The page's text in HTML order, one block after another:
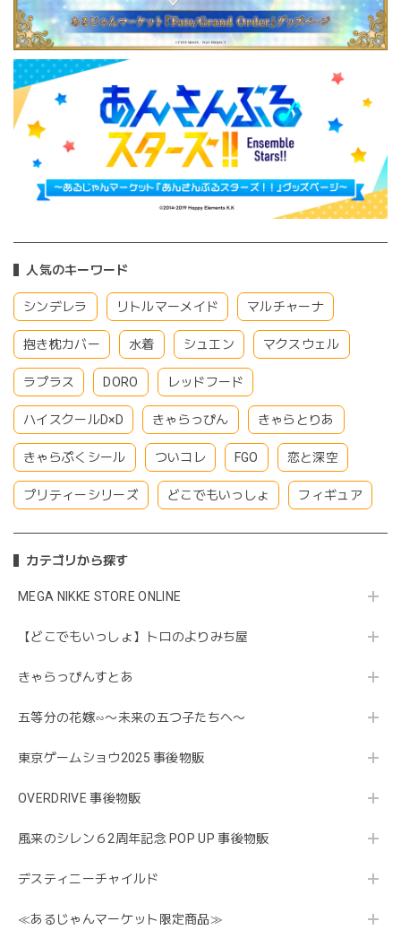
人気のキーワード
シンデレラ リトルマーメイド マルチャーナ
抱き枕カバー 水着 シュエン マクスウェル
ラプラス DORO レッドフード
ハイスクールD×D きゃらっぴん きゃらとりあ
きゃらぷくシール ついコレ FGO 恋と深空
プリティーシリーズ どこでもいっしょ フィギュア
カテゴリから探す
MEGA NIKKE STORE ONLINE
【どこでもいっしょ】トロのよりみち屋
きゃらっぴんすとあ
五等分の花嫁∽〜未来の五つ子たちへ〜
東京ゲームショウ2025 事後物販
OVERDRIVE 事後物販
風来のシレン６2周年記念 POP UP 事後物販
デスティニーチャイルド
≪あるじゃんマーケット限定商品≫